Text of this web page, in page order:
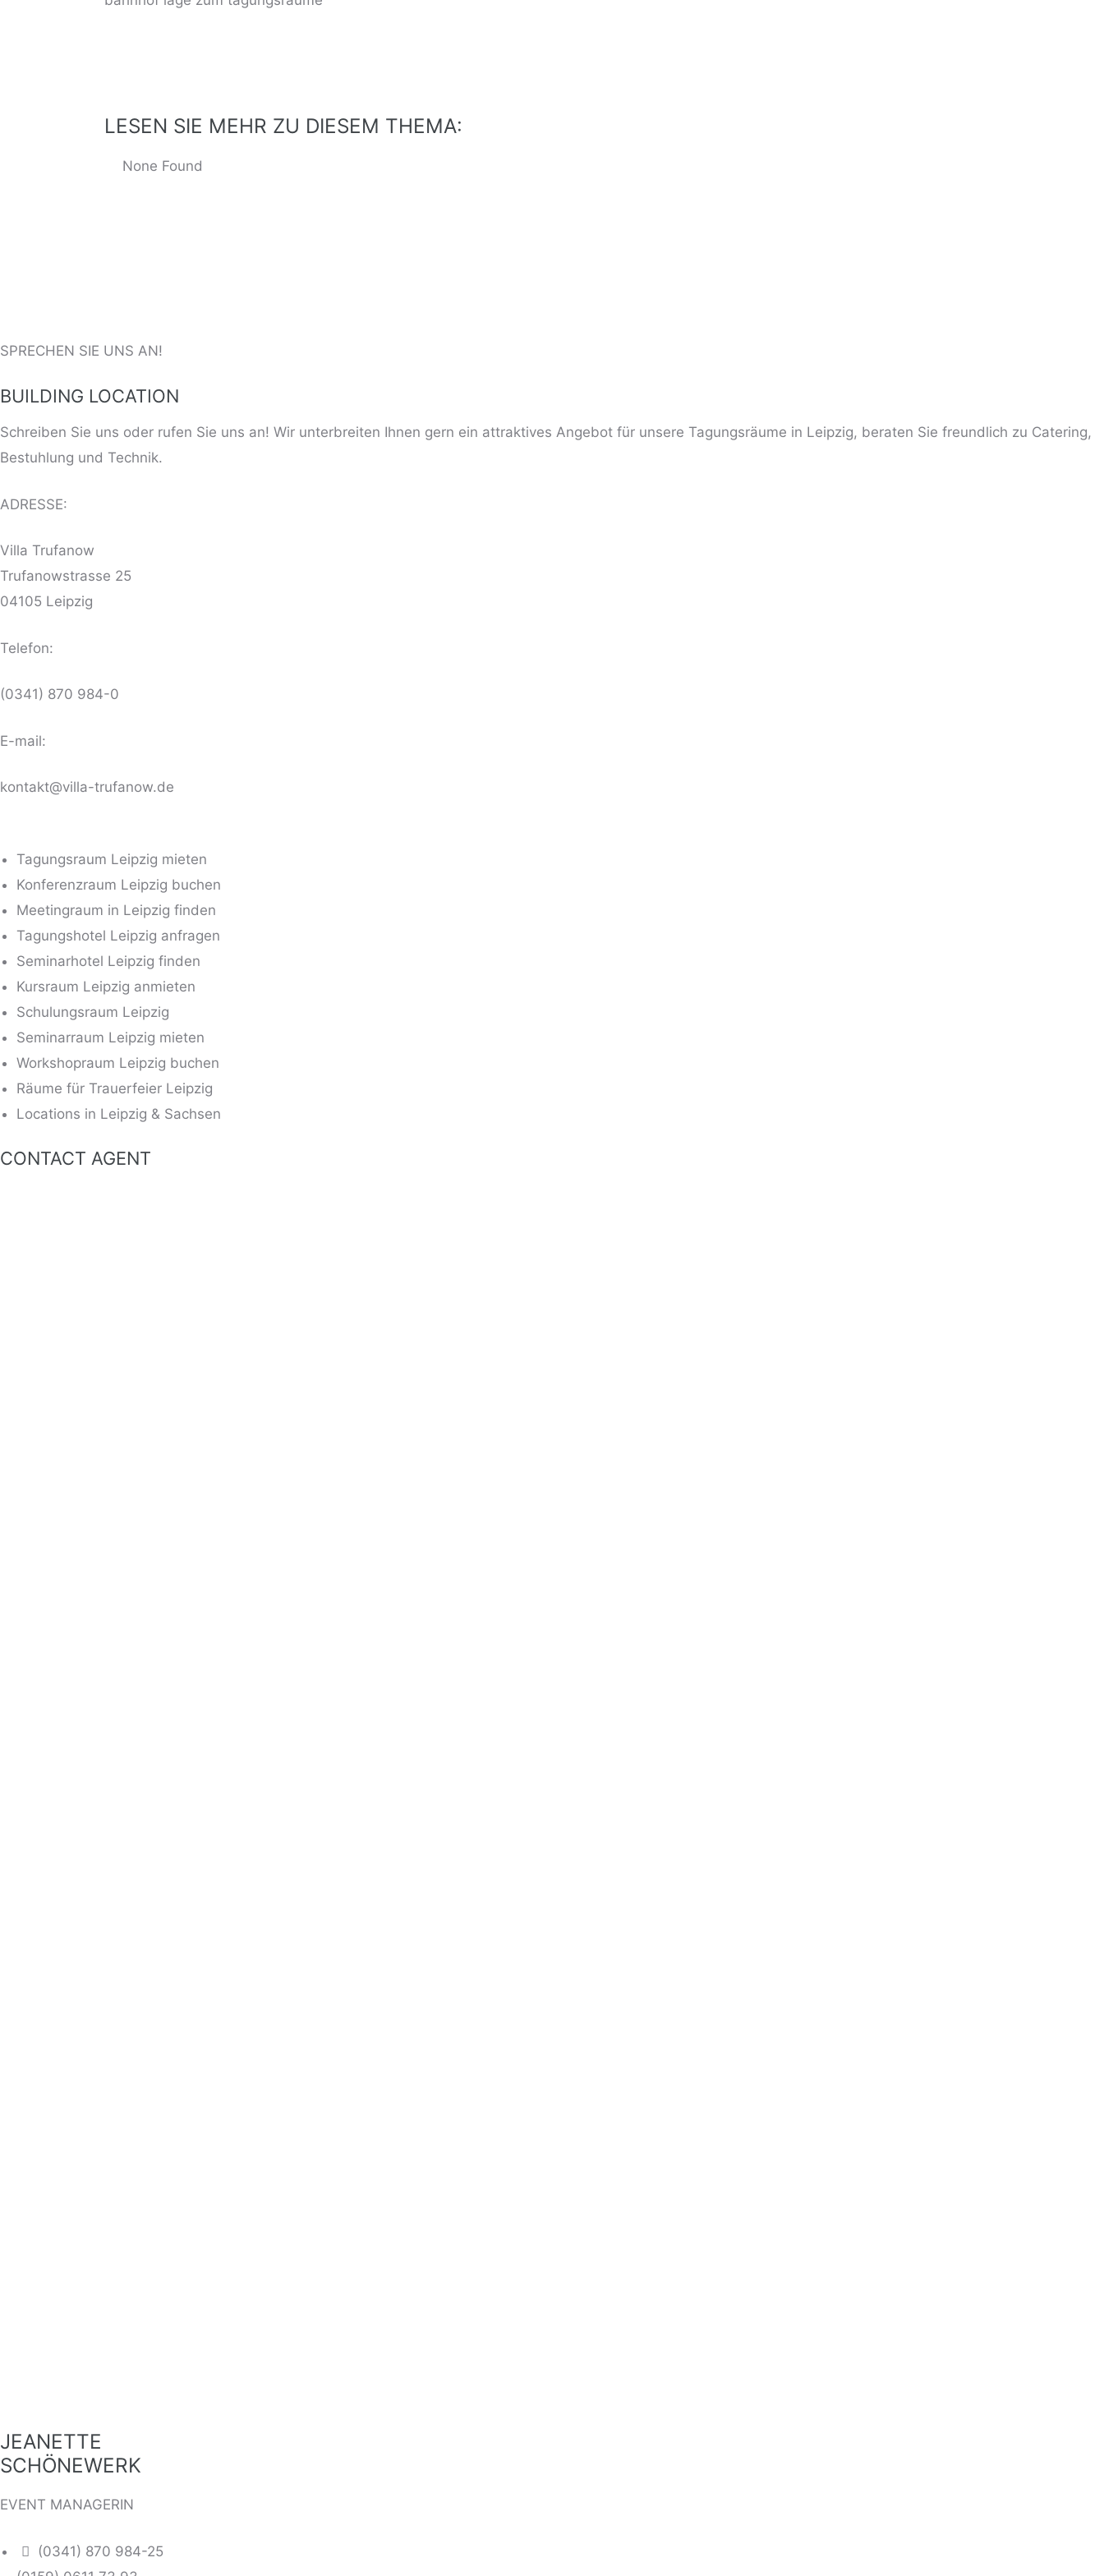
LESEN SIE MEHR ZU DIESEM THEMA:
None Found
SPRECHEN SIE UNS AN!
BUILDING LOCATION
Schreiben Sie uns oder rufen Sie uns an! Wir unterbreiten Ihnen gern ein attraktives Angebot für unsere Tagungsräume in Leipzig, beraten Sie freundlich zu Catering,
Bestuhlung und Technik.
ADRESSE:
Villa Trufanow
Trufanowstrasse 25
04105 Leipzig
Telefon:
(0341) 870 984-0
E-mail:
kontakt@villa-trufanow.de
Tagungsraum Leipzig mieten
Konferenzraum Leipzig buchen
Meetingraum in Leipzig finden
Tagungshotel Leipzig anfragen
Seminarhotel Leipzig finden
Kursraum Leipzig anmieten
Schulungsraum Leipzig
Seminarraum Leipzig mieten
Workshopraum Leipzig buchen
Räume für Trauerfeier Leipzig
Locations in Leipzig & Sachsen
CONTACT AGENT
JEANETTE
SCHÖNEWERK
EVENT MANAGERIN
(0341) 870 984-25